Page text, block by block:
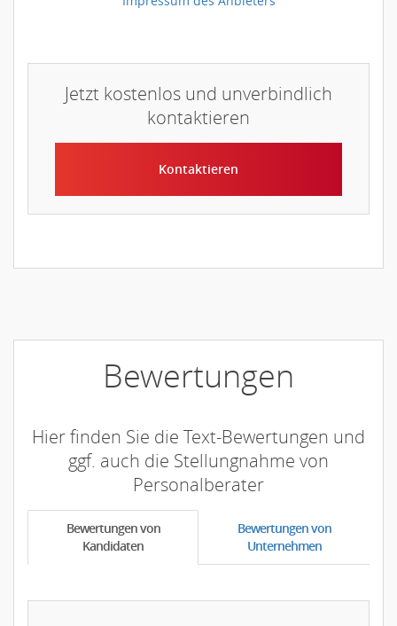
Jetzt kostenlos und unverbindlich
kontaktieren
Kontaktieren
Bewertungen
Hier finden Sie die Text-Bewertungen und
ggf. auch die Stellungnahme von
Personalberater
Bewertungen von
Kandidaten
Bewertungen von
Unternehmen